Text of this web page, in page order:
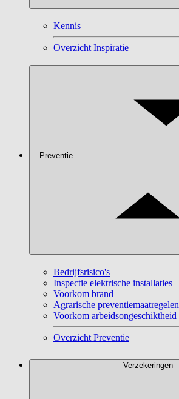
Kennis
Overzicht Inspiratie
Preventie
Bedrijfsrisico's
Inspectie elektrische installaties
Voorkom brand
Agrarische preventiemaatregelen
Voorkom arbeidsongeschiktheid
Overzicht Preventie
Verzekeringen